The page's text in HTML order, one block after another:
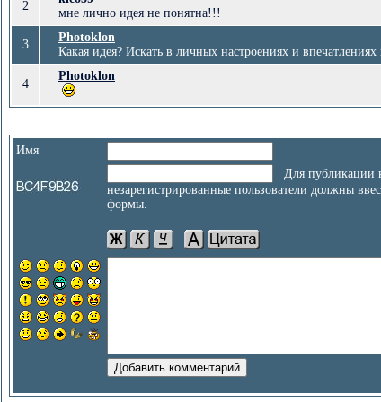
2
мне лично идея не понятна!!!
3
Photoklon
Какая идея? Искать в личных настроениях и впечатлениях
4
Photoklon
Имя
Для публикации
незарегистрированные пользователи должны
формы.